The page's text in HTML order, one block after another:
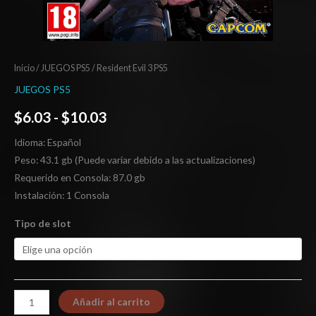
Inicio/ JUEGOS PS5 / Resident Evil 3 PS5
JUEGOS PS5
$6.03 - $10.03
Idioma: Español
Peso: 43.1 gb (Puede variar debido a las actualizaciones)
Requerido en Consola: 87.0 gb
Instalación: 1 Consola
Tipo de slot
Añadir al carrito